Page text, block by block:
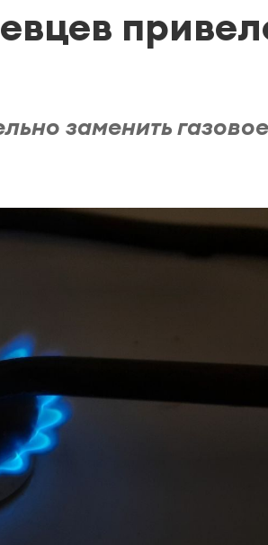
заменить газовое